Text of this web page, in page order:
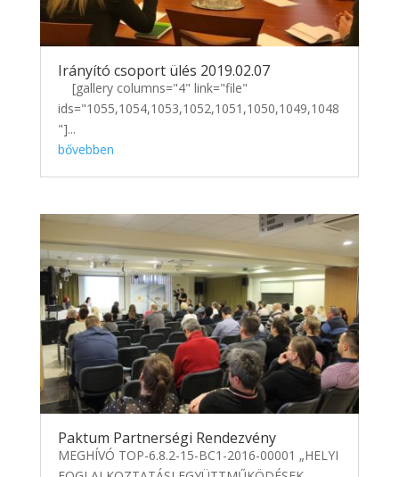
Irányító csoport ülés 2019.02.07
[gallery columns="4" link="file"
ids="1055,1054,1053,1052,1051,1050,1049,1048
"]...
bővebben
Paktum Partnerségi Rendezvény
MEGHÍVÓ TOP-6.8.2-15-BC1-2016-00001 „HELYI